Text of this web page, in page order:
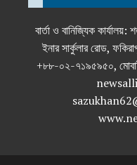
বার্তা ও বানিজ্যিক
ইনার সার্কুলার রোড,
+৮৮-০২-৭১৯৫৯৫০,